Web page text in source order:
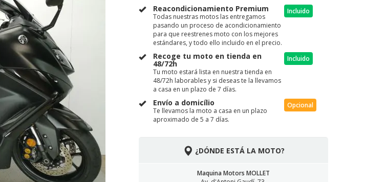
Reacondicionamiento Premium
Todas nuestras motos las entregamos
pasando un proceso de acondicionamiento
para que reestrenes moto con los mejores
estándares, y todo ello incluido en el precio.
Incluido
Recoge tu moto en tienda en
48/72h
Tu moto estará lista en nuestra tienda en
48/72h laborables y si deseas te la llevamos
a casa en un plazo de 7 días.
Incluido
Envío a domicílio
Te llevamos la moto a casa en un plazo
aproximado de 5 a 7 días.
Opcional
¿DÓNDE ESTÁ LA MOTO?
Maquina Motors MOLLET